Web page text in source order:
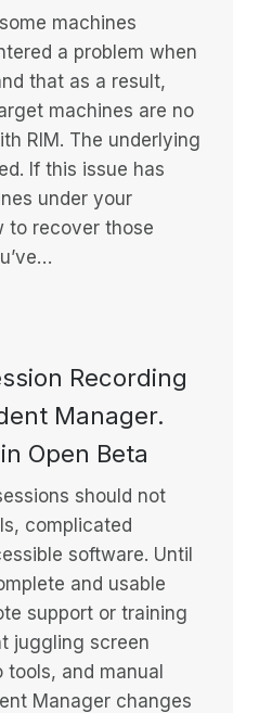
machines
a problem when
that as a result,
machines are no
RIM. The underlying
If this issue has
under your
to recover those
Recording
Manager.
Open Beta
should not
complicated
software. Until
and usable
support or training
juggling screen
and manual
Manager changes